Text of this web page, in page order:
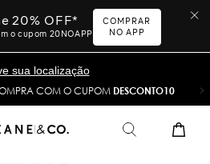
20% OFF*
o cupom 20NOAPP
COMPRAR
NO APP
sua localização
COM O CUPOM DESCONTO10